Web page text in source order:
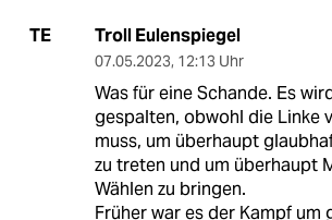
TE Troll Eulenspiegel
07.05.2023, 12:13 Uhr
Was für eine Schande. Es
gespalten, obwohl die Linke
muss, um überhaupt
zu treten und um überhaupt
Wählen zu bringen.
Früher war es der Kampf um